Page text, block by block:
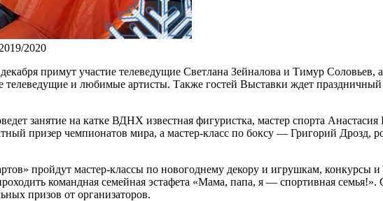
2020
примут участие телеведущие Светлана Зейналова и Тимур
телеведущие и любимые артисты. Также гостей Выставки ждет
занятие на катке ВДНХ известная фигуристка, мастер спорта
призер чемпионатов мира, а мастер-класс по боксу — Григорий Дрозд,
пройдут мастер-классы по новогоднему декору и игрушкам, конкурсы
командная семейная эстафета «Мама, папа, я — спортивная
призов от организаторов.